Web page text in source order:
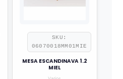
SKU:
06070018MM01MIE
MESA ESCANDINAVA 1.2
MIEL